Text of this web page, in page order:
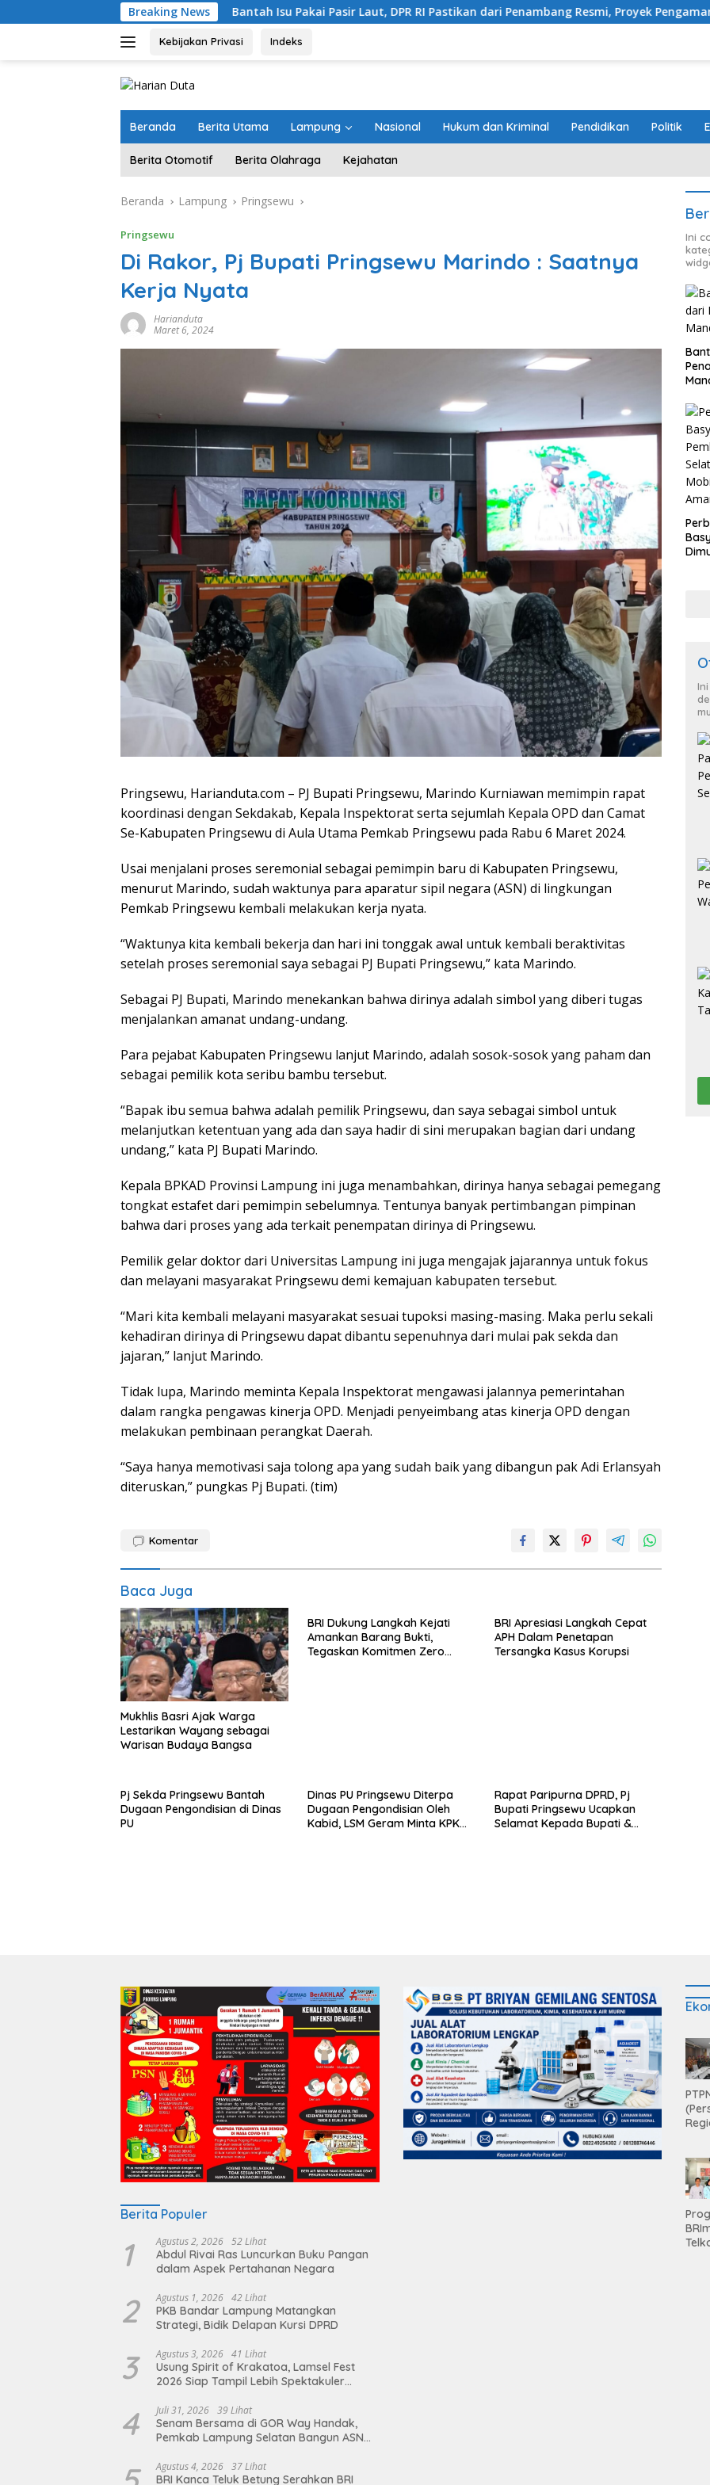
ke
Breaking News
Bantah Isu Pakai Pasir Laut, DPR RI Pastikan dari Penambang Resmi, Proyek Pengaman Pantai Mandiri
Kebijakan Privasi Indeks
Beranda Berita Utama Lampung Nasional Hukum dan Kriminal Pendidikan Politik
Berita Otomotif Berita Olahraga Kejahatan
Beranda Lampung Pringsewu
Pringsewu
Di Rakor, Pj Bupati Pringsewu Marindo : Saatnya
Kerja Nyata
Harianduta
Maret 6, 2024
Pringsewu, Harianduta.com – PJ Bupati Pringsewu, Marindo Kurniawan memimpin rapat
koordinasi dengan Sekdakab, Kepala Inspektorat serta sejumlah Kepala OPD dan Camat
Se-Kabupaten Pringsewu di Aula Utama Pemkab Pringsewu pada Rabu 6 Maret 2024.
Usai menjalani proses seremonial sebagai pemimpin baru di Kabupaten Pringsewu,
menurut Marindo, sudah waktunya para aparatur sipil negara (ASN) di lingkungan
Pemkab Pringsewu kembali melakukan kerja nyata.
“Waktunya kita kembali bekerja dan hari ini tonggak awal untuk kembali beraktivitas
setelah proses seremonial saya sebagai PJ Bupati Pringsewu,” kata Marindo.
Sebagai PJ Bupati, Marindo menekankan bahwa dirinya adalah simbol yang diberi tugas
menjalankan amanat undang-undang.
Para pejabat Kabupaten Pringsewu lanjut Marindo, adalah sosok-sosok yang paham dan
sebagai pemilik kota seribu bambu tersebut.
“Bapak ibu semua bahwa adalah pemilik Pringsewu, dan saya sebagai simbol untuk
melanjutkan ketentuan yang ada dan saya hadir di sini merupakan bagian dari undang
undang,” kata PJ Bupati Marindo.
Kepala BPKAD Provinsi Lampung ini juga menambahkan, dirinya hanya sebagai pemegang
tongkat estafet dari pemimpin sebelumnya. Tentunya banyak pertimbangan pimpinan
bahwa dari proses yang ada terkait penempatan dirinya di Pringsewu.
Pemilik gelar doktor dari Universitas Lampung ini juga mengajak jajarannya untuk fokus
dan melayani masyarakat Pringsewu demi kemajuan kabupaten tersebut.
“Mari kita kembali melayani masyarakat sesuai tupoksi masing-masing. Maka perlu sekali
kehadiran dirinya di Pringsewu dapat dibantu sepenuhnya dari mulai pak sekda dan
jajaran,” lanjut Marindo.
Tidak lupa, Marindo meminta Kepala Inspektorat mengawasi jalannya pemerintahan
dalam rangka pengawas kinerja OPD. Menjadi penyeimbang atas kinerja OPD dengan
melakukan pembinaan perangkat Daerah.
“Saya hanya memotivasi saja tolong apa yang sudah baik yang dibangun pak Adi Erlansyah
diteruskan,” pungkas Pj Bupati. (tim)
Komentar
Baca Juga
Mukhlis Basri Ajak Warga
Lestarikan Wayang sebagai
Warisan Budaya Bangsa
BRI Dukung Langkah Kejati
Amankan Barang Bukti,
Tegaskan Komitmen Zero
BRI Apresiasi Langkah Cepat
APH Dalam Penetapan
Tersangka Kasus Korupsi
Pj Sekda Pringsewu Bantah
Dugaan Pengondisian di Dinas
PU
Dinas PU Pringsewu Diterpa
Dugaan Pengondisian Oleh
Kabid, LSM Geram Minta KPK
Rapat Paripurna DPRD, Pj
Bupati Pringsewu Ucapkan
Selamat Kepada Bupati &
Ini
Berita Populer
1 Agustus 2, 2026 52 Lihat
Abdul Rivai Ras Luncurkan Buku Pangan
dalam Aspek Pertahanan Negara
2 Agustus 1, 2026 42 Lihat
PKB Bandar Lampung Matangkan
Strategi, Bidik Delapan Kursi DPRD
3 Agustus 3, 2026 41 Lihat
Usung Spirit of Krakatoa, Lamsel Fest
2026 Siap Tampil Lebih Spektakuler
Artis Ibu Kota
4 Juli 31, 2026 39 Lihat
Senam Bersama di GOR Way Handak,
Pemkab Lampung Selatan Bangun ASN
Terbaik
Agustus 4, 2026 37 Lihat
BRI Kanca Teluk Betung Serahkan BRI